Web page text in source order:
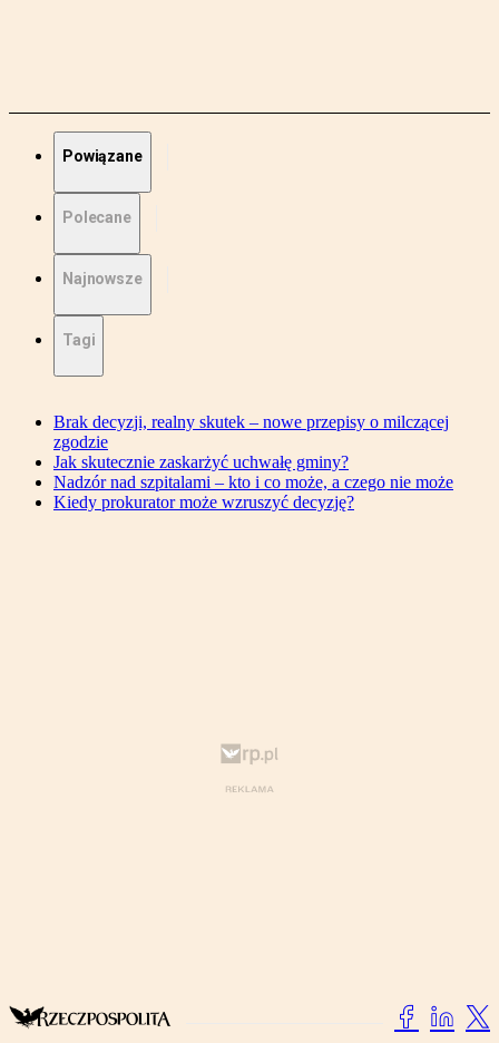
Powiązane
Polecane
Najnowsze
Tagi
Brak decyzji, realny skutek – nowe przepisy o milczącej
zgodzie
Jak skutecznie zaskarżyć uchwałę gminy?
Nadzór nad szpitalami – kto i co może, a czego nie może
Kiedy prokurator może wzruszyć decyzję?